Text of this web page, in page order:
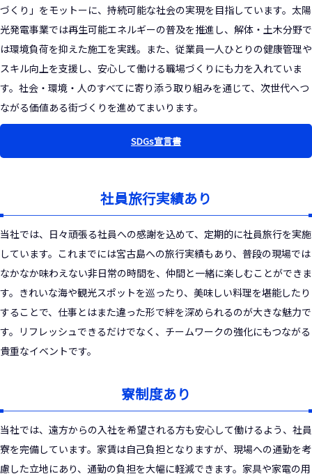
づくり」をモットーに、持続可能な社会の実現を目指しています。太陽
光発電事業では再生可能エネルギーの普及を推進し、解体・土木分野で
は環境負荷を抑えた施工を実践。また、従業員一人ひとりの健康管理や
スキル向上を支援し、安心して働ける職場づくりにも力を入れていま
す。社会・環境・人のすべてに寄り添う取り組みを通じて、次世代へつ
ながる価値ある街づくりを進めてまいります。
SDGs宣言書
社員旅行実績あり
当社では、日々頑張る社員への感謝を込めて、定期的に社員旅行を実施
しています。これまでには宮古島への旅行実績もあり、普段の現場では
なかなか味わえない非日常の時間を、仲間と一緒に楽しむことができま
す。きれいな海や観光スポットを巡ったり、美味しい料理を堪能したり
することで、仕事とはまた違った形で絆を深められるのが大きな魅力で
す。リフレッシュできるだけでなく、チームワークの強化にもつながる
貴重なイベントです。
寮制度あり
当社では、遠方からの入社を希望される方も安心して働けるよう、社員
寮を完備しています。家賃は自己負担となりますが、現場への通勤を考
慮した立地にあり、通勤の負担を大幅に軽減できます。家具や家電の用